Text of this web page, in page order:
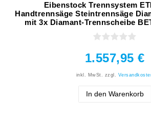
Eibenstock Trennsystem
Handtrennsäge Steintrennsäge
mit 3x Diamant-Trennscheibe
1.557,95 €
inkl. MwSt. zzgl.
In den Warenkorb